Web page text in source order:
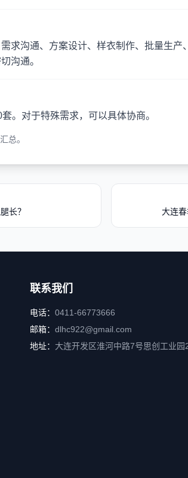
求沟通、方案设计、样衣制作、批量生产
沟通。
。对于特殊需求，可以具体协商。
总。
长？ 大连春
联系我们
电话： 0411-66773666
邮箱： dlhc922@gmail.com
地址： 大连开发区淮河中路7号思创工业园